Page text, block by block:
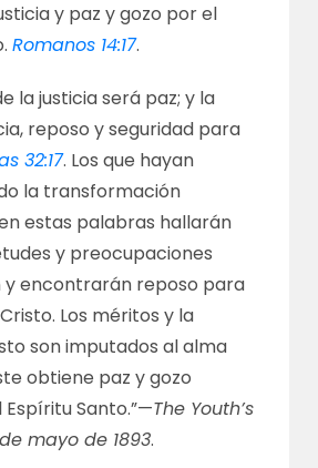
y paz y gozo por el
Romanos 14:17.
la justicia será paz; y la
reposo y seguridad para
32:17. Los que hayan
la transformación
estas palabras hallarán
y preocupaciones
encontrarán reposo para
Los méritos y la
son imputados al alma
obtiene paz y gozo
Santo.”—The Youth’s
mayo de 1893.